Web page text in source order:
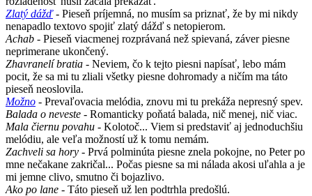
Zlatý dážď- Pieseň príjemná, no musím sa priznať, že by mi nikdy
nenapadlo textovo spojiť zlatý dážď s netopierom.
Achab - Pieseň viacmenej rozprávaná než spievaná, záver piesne
neprimerane ukončený.
Zhavranelí bratia - Neviem, čo k tejto piesni napísať, lebo mám
pocit, že sa mi tu zliali všetky piesne dohromady a ničím ma táto
pieseň neoslovila.
Možno - Prevaľovacia melódia, znovu mi tu prekáža nepresný spev.
Balada o neveste - Romanticky poňatá balada, nič menej, nič viac.
Mala čiernu povahu - Kolotoč... Viem si predstaviť aj jednoduchšiu
melódiu, ale veľa možností už k tomu nemám.
Zachveli sa hory - Prvá polminúta piesne znela pokojne, no Peter po
mne nečakane zakričal... Počas piesne sa mi nálada akosi uľahla a je
mi jemne clivo, smutno či bojazlivo.
Ako po lane - Táto pieseň už len podtrhla predošlú.